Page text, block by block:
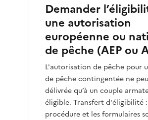
Demander
une autorisation
européenne ou
de pêche (AEP ou
L'autorisation de pêche pour
de pêche contingentée ne
délivrée qu’à un couple
éligible. Transfert d'éligibilité
procédure et les formulaires